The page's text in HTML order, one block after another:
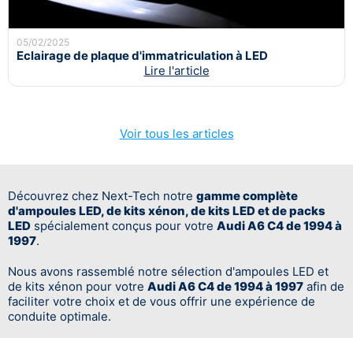
05/02/2025
Eclairage de plaque d'immatriculation à LED
Lire l'article
Voir tous les articles
Découvrez chez Next-Tech notre gamme complète
d'ampoules LED, de kits xénon, de kits LED et de packs
LED spécialement conçus pour votre Audi A6 C4 de 1994 à
1997.
Nous avons rassemblé notre sélection d'ampoules LED et
de kits xénon pour votre Audi A6 C4 de 1994 à 1997 afin de
faciliter votre choix et de vous offrir une expérience de
conduite optimale.